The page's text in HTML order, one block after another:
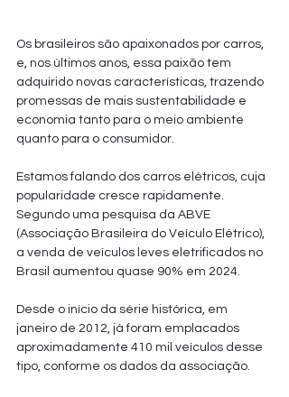
Os brasileiros são apaixonados por carros,
e, nos últimos anos, essa paixão tem
adquirido novas características, trazendo
promessas de mais sustentabilidade e
economia tanto para o meio ambiente
quanto para o consumidor.
Estamos falando dos carros elétricos, cuja
popularidade cresce rapidamente.
Segundo uma pesquisa da ABVE
(Associação Brasileira do Veículo Elétrico),
a venda de veículos leves eletrificados no
Brasil aumentou quase 90% em 2024.
Desde o início da série histórica, em
janeiro de 2012, já foram emplacados
aproximadamente 410 mil veículos desse
tipo, conforme os dados da associação.